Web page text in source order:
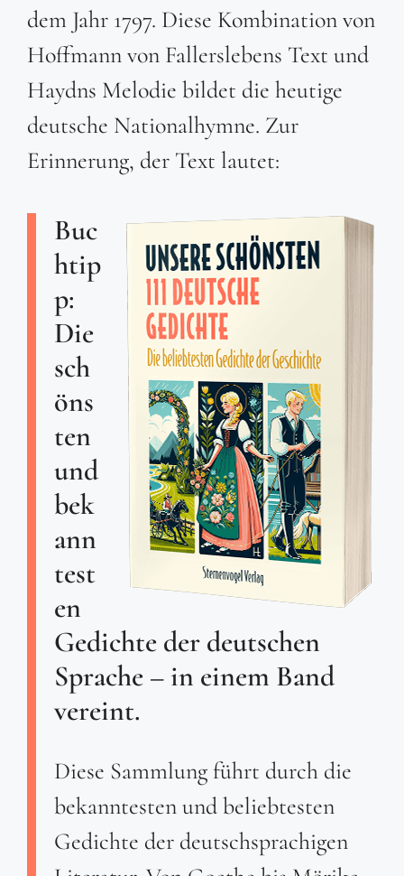
dem Jahr 1797. Diese Kombination von
Hoffmann von Fallerslebens Text und
Haydns Melodie bildet die heutige
deutsche Nationalhymne. Zur
Erinnerung, der Text lautet:
Buc
htip
p:
Die
sch
öns
ten
und
bek
ann
test
en
Gedichte der deutschen
Sprache – in einem Band
vereint.
Diese Sammlung führt durch die
bekanntesten und beliebtesten
Gedichte der deutschsprachigen